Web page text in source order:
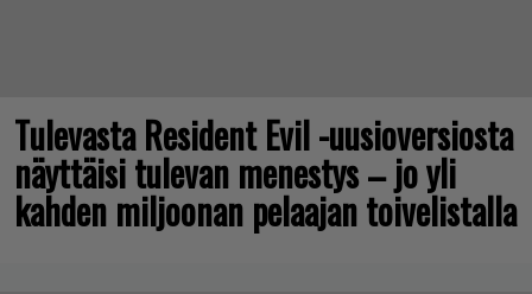
Tulevasta Resident Evil -uusioversiosta
näyttäisi tulevan menestys – jo yli
kahden miljoonan pelaajan toivelistalla